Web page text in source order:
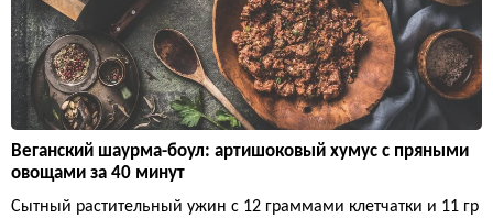
Веганский шаурма-боул: артишоковый хумус с пряными
овощами за 40 минут
Сытный растительный ужин с 12 граммами клетчатки и 11 гр